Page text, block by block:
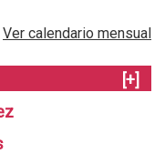
Ver calendario mensual
[+]